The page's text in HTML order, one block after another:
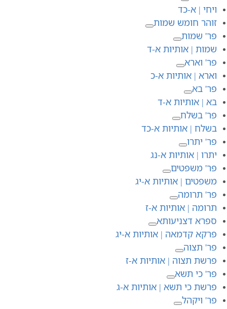
ויחי | א-כד
זוהר חומש שמות
פר' שמות
שמות | אותיות א-ד
פר' וארא
וארא | אותיות א-כ
פר' בא
בא | אותיות א-ד
פר' בשלח
בשלח | אותיות א-כד
פר' יתרו
יתרו | אותיות א-נג
פר' משפטים
משפטים | אותיות א-יג
פר' תרומה
תרומה | אותיות א-ז
ספרא דצניעותא
פרקא קדמאה | אותיות א-יג
פר' תצוה
פרשת תצוה | אותיות א-ז
פר' כי תשא
פרשת כי תשא | אותיות א-ג
פר' ויקהל